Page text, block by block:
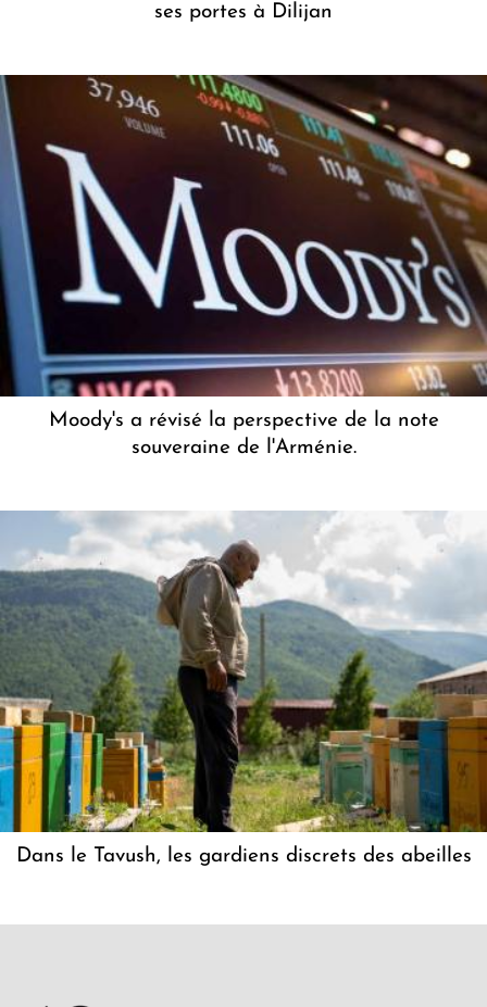
ses portes à Dilijan
Moody's a révisé la perspective de la note
souveraine de l'Arménie.
Dans le Tavush, les gardiens discrets des abeilles